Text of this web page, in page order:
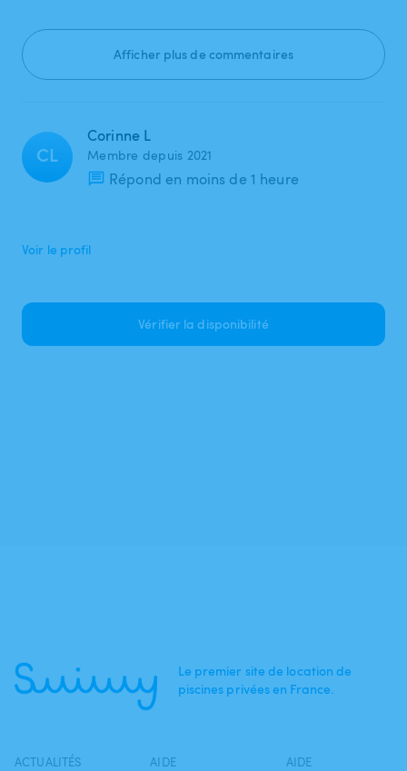
Afficher plus de commentaires
CL
Corinne L
Membre depuis 2021
Répond en moins de 1 heure
Voir le profil
Vérifier la disponibilité
Le premier site de location de
piscines privées en France.
ACTUALITÉS AIDE AIDE